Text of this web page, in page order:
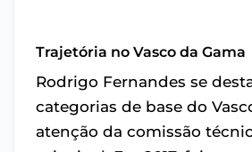
Trajetória no Vasco da Gama
Rodrigo Fernandes se
categorias de base do
atenção da comissão